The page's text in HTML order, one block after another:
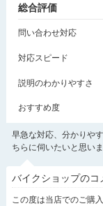
総合評価
問い合わせ対応
対応スピード
説明のわかりやすさ
おすすめ度
早急な対応、分かりや
ちらに伺いたいと思い
バイクショップのコ
この度は当店でのご購